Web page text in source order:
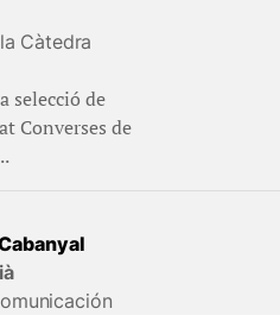
Càtedra
selecció de
Converses de